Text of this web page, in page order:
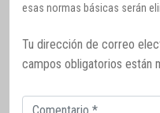
esas normas básicas serán
Tu dirección de correo
campos obligatorios están
Comentario